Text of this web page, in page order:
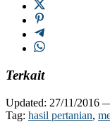
Terkait
Updated: 27/11/2016
Tag: hasil pertanian,